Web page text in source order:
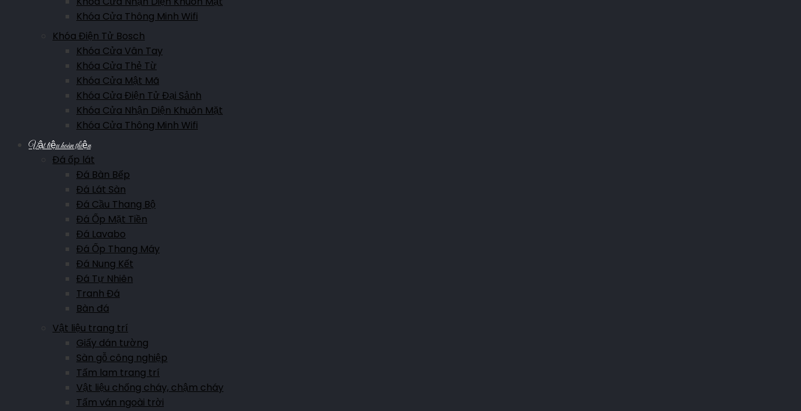
Khóa Cửa Thông Minh Wifi
Khóa Điện Tử Bosch
Khóa Cửa Vân Tay
Khóa Cửa Thẻ Từ
Khóa Cửa Mật Mã
Khóa Cửa Điện Tử Đại Sảnh
Khóa Cửa Nhận Diện Khuôn Mặt
Khóa Cửa Thông Minh Wifi
Vật liệu hoàn thiện
Đá ốp lát
Đá Bàn Bếp
Đá Lát Sàn
Đá Cầu Thang Bộ
Đá Ốp Mặt Tiền
Đá Lavabo
Đá Ốp Thang Máy
Đá Nung Kết
Đá Tự Nhiên
Tranh Đá
Bàn đá
Vật liệu trang trí
Giấy dán tường
Sàn gỗ công nghiệp
Tấm lam trang trí
Vật liệu chống cháy, chậm cháy
Tấm ván ngoài trời